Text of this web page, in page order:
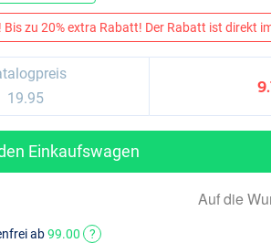
Bis zu 20% extra Rabatt! Der Rabatt ist direkt
19.95
Einkaufswagen
Auf die
ab99.00
?